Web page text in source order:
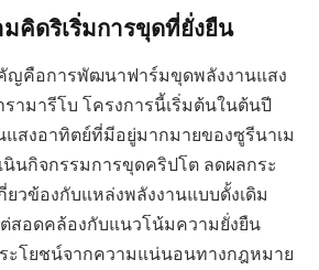
คิดริเริ่มการขุดที่ยั่งยืน
ญคือการพัฒนาฟาร์มขุดพลังงานแสง
ามารีโบ โครงการนี้เริ่มต้นในต้นปี
แสงอาทิตย์ที่มีอยู่มากมายของซูรีนาเม
นกิจกรรมการขุดคริปโต ลดผลกระ
วข้องกับแหล่งพลังงานแบบดั้งเดิม
สอดคล้องกับแนวโน้มความยั่งยืน
ะโยชน์จากความแน่นอนทางกฎหมาย